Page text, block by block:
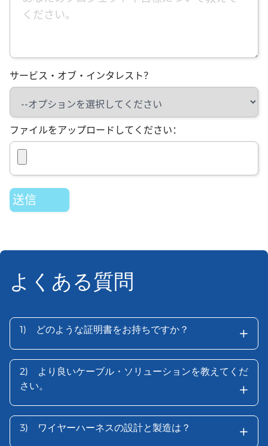
サービス・オブ・インタレスト？
ファイルをアップロードしてください：
よくある質問
1) どのような証明書をお持ちですか？ +
2)
より良いケーブル・ソリューションを教えてくだ
さい。
+
3) ワイヤーハーネスの設計と製造は？ +